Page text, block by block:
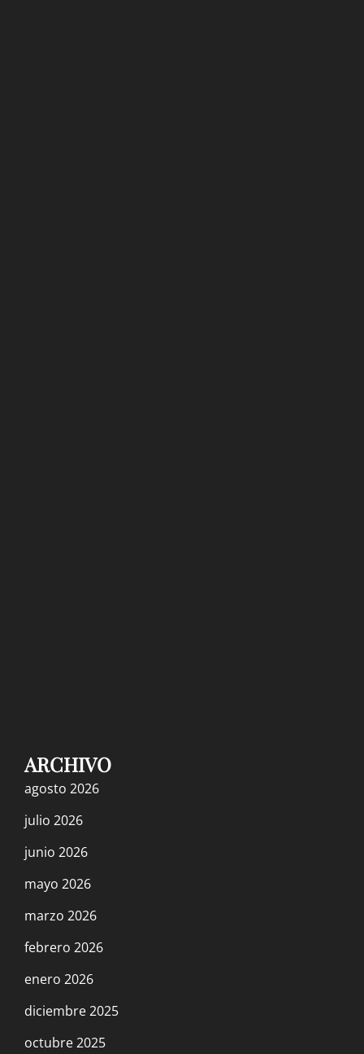
¿Acaso es Francia el eslabón más débil en
la cadena Imperialista Europea?
Argentino, Charla de Carlos Petroni (León
Pérez)
14 agosto, 2023
NO!
7 agosto, 2023
ARCHIVO
agosto 2026
julio 2026
junio 2026
mayo 2026
marzo 2026
febrero 2026
enero 2026
diciembre 2025
octubre 2025